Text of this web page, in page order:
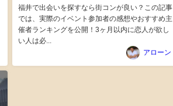
福井で出会いを探すなら街コンが良い？この記事
では、実際のイベント参加者の感想やおすすめ主
催者ランキングを公開！3ヶ月以内に恋人が欲し
い人は必...
アローン